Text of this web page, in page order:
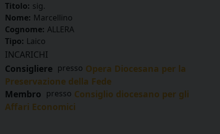
Titolo: sig.
Nome: Marcellino
Cognome: ALLERA
Tipo: Laico
INCARICHI
Consigliere presso Opera Diocesana per la
Preservazione della Fede
Membro presso Consiglio diocesano per gli
Affari Economici